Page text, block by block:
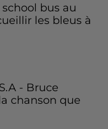
bus au
les bleus à
- Bruce
chanson que